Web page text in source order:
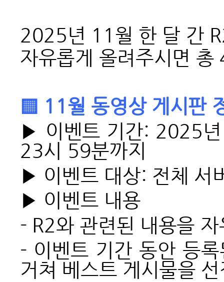
2025년 11월 한 달 간
자유롭게 올려주시면 총
▒ 11월 동영상 게시판
▶ 이벤트 기간: 2025
23시 59분까지
▶ 이벤트 대상: 전체 서
▶ 이벤트 내용
- R2와 관련된 내용을
- 이벤트 기간 동안 등
거쳐 베스트 게시물을